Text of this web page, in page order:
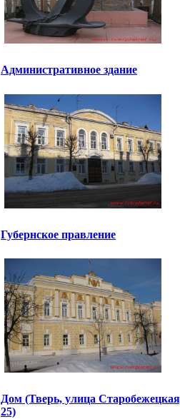
Административное здание
Губернское правление
Дом (Тверь, улица
25)